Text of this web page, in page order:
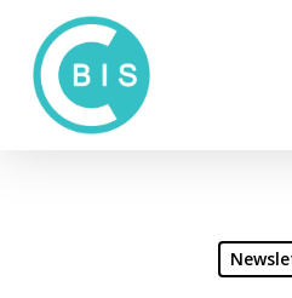
main
content